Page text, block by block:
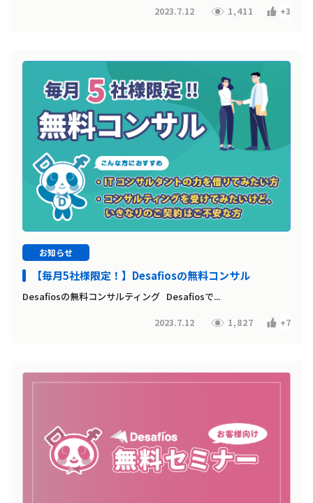
2023.7.12 1,411 +3
お知らせ
【毎月5社様限定！】Desafiosの無料コンサル
Desafiosの無料コンサルティング Desafiosで...
2023.7.12 1,827 +7